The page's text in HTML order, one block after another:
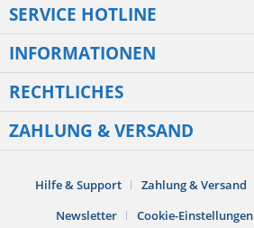
SERVICE HOTLINE
INFORMATIONEN
RECHTLICHES
ZAHLUNG & VERSAND
Hilfe & Support Zahlung & Versand
Newsletter
Cookie-Einstellungen